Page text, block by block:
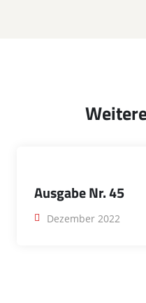
Ausgabe Nr. 45
Dezember 2022